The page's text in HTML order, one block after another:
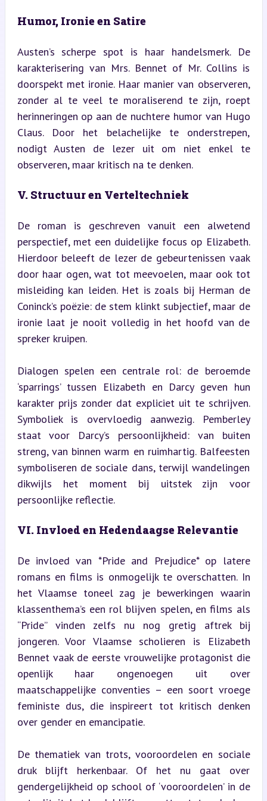
Humor, Ironie en Satire
Austen’s scherpe spot is haar handelsmerk. De
karakterisering van Mrs. Bennet of Mr. Collins is
doorspekt met ironie. Haar manier van observeren,
zonder al te veel te moraliserend te zijn, roept
herinneringen op aan de nuchtere humor van Hugo
Claus. Door het belachelijke te onderstrepen,
nodigt Austen de lezer uit om niet enkel te
observeren, maar kritisch na te denken.
V. Structuur en Verteltechniek
De roman is geschreven vanuit een alwetend
perspectief, met een duidelijke focus op Elizabeth.
Hierdoor beleeft de lezer de gebeurtenissen vaak
door haar ogen, wat tot meevoelen, maar ook tot
misleiding kan leiden. Het is zoals bij Herman de
Coninck’s poëzie: de stem klinkt subjectief, maar de
ironie laat je nooit volledig in het hoofd van de
spreker kruipen.
Dialogen spelen een centrale rol: de beroemde
‘sparrings’ tussen Elizabeth en Darcy geven hun
karakter prijs zonder dat expliciet uit te schrijven.
Symboliek is overvloedig aanwezig. Pemberley
staat voor Darcy’s persoonlijkheid: van buiten
streng, van binnen warm en ruimhartig. Balfeesten
symboliseren de sociale dans, terwijl wandelingen
dikwijls het moment bij uitstek zijn voor
persoonlijke reflectie.
VI. Invloed en Hedendaagse Relevantie
De invloed van *Pride and Prejudice* op latere
romans en films is onmogelijk te overschatten. In
het Vlaamse toneel zag je bewerkingen waarin
klassenthema’s een rol blijven spelen, en films als
“Pride” vinden zelfs nu nog gretig aftrek bij
jongeren. Voor Vlaamse scholieren is Elizabeth
Bennet vaak de eerste vrouwelijke protagonist die
openlijk haar ongenoegen uit over
maatschappelijke conventies – een soort vroege
feministe dus, die inspireert tot kritisch denken
over gender en emancipatie.
De thematiek van trots, vooroordelen en sociale
druk blijft herkenbaar. Of het nu gaat over
gendergelijkheid op school of ‘vooroordelen’ in de